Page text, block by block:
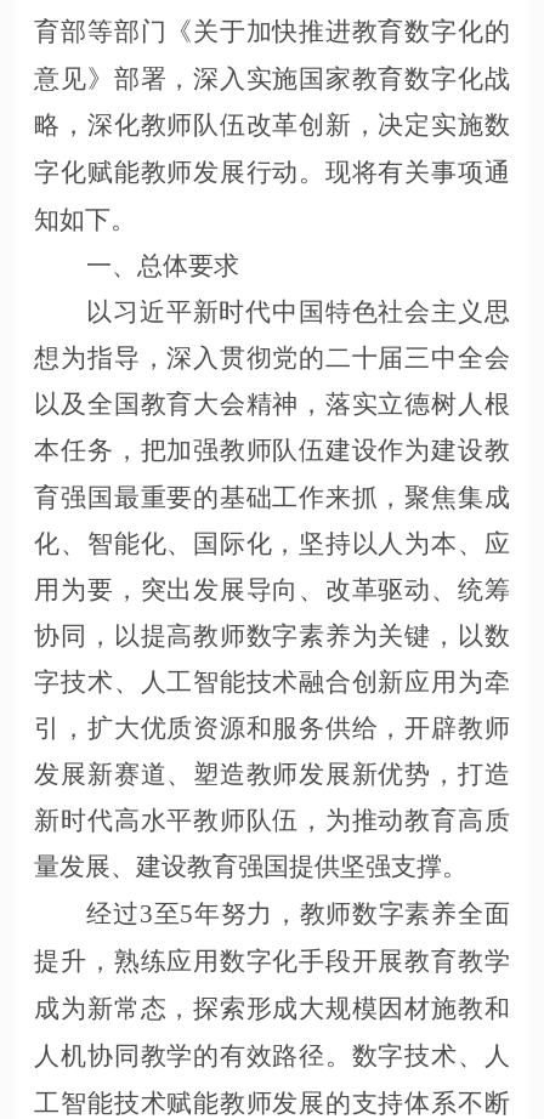
育部等部门《关于加快推进教育数字化的
意见》部署，深入实施国家教育数字化战
略，深化教师队伍改革创新，决定实施数
字化赋能教师发展行动。现将有关事项通
知如下。
一、总体要求
以习近平新时代中国特色社会主义思
想为指导，深入贯彻党的二十届三中全会
以及全国教育大会精神，落实立德树人根
本任务，把加强教师队伍建设作为建设教
育强国最重要的基础工作来抓，聚焦集成
化、智能化、国际化，坚持以人为本、应
用为要，突出发展导向、改革驱动、统筹
协同，以提高教师数字素养为关键，以数
字技术、人工智能技术融合创新应用为牵
引，扩大优质资源和服务供给，开辟教师
发展新赛道、塑造教师发展新优势，打造
新时代高水平教师队伍，为推动教育高质
量发展、建设教育强国提供坚强支撑。
经过3至5年努力，教师数字素养全面
提升，熟练应用数字化手段开展教育教学
成为新常态，探索形成大规模因材施教和
人机协同教学的有效路径。数字技术、人
工智能技术赋能教师发展的支持体系不断